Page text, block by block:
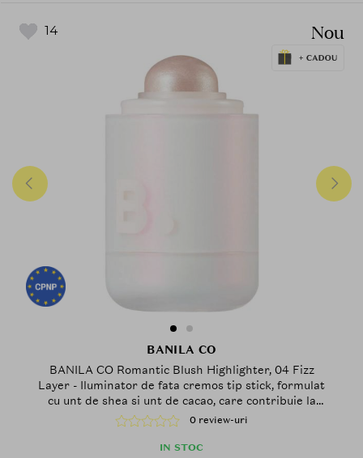
14 Nou
BANILA CO
BANILA CO Romantic Blush Highlighter, 04 Fizz
Layer - Iluminator de fata cremos tip stick, formulat
cu unt de shea si unt de cacao, care contribuie la
accentuarea pometilor si a punctelor inalte ale fetei
printr-un finisaj luminos si neted
0 review-uri
IN STOC